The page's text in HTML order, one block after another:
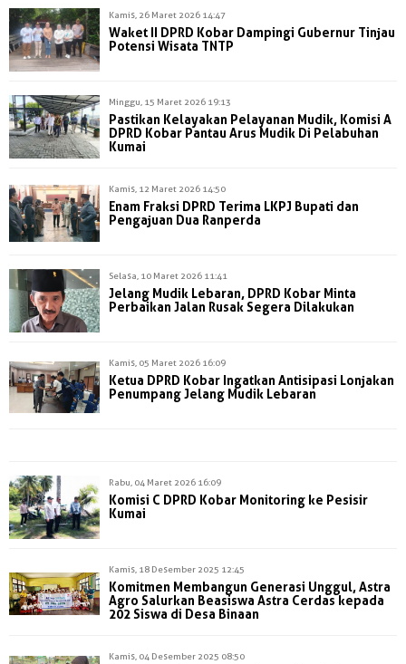
Kamis, 26 Maret 2026 14:47
Waket II DPRD Kobar Dampingi Gubernur Tinjau
Potensi Wisata TNTP
Minggu, 15 Maret 2026 19:13
Pastikan Kelayakan Pelayanan Mudik, Komisi A
DPRD Kobar Pantau Arus Mudik Di Pelabuhan
Kumai
Kamis, 12 Maret 2026 14:50
Enam Fraksi DPRD Terima LKPJ Bupati dan
Pengajuan Dua Ranperda
Selasa, 10 Maret 2026 11:41
Jelang Mudik Lebaran, DPRD Kobar Minta
Perbaikan Jalan Rusak Segera Dilakukan
Kamis, 05 Maret 2026 16:09
Ketua DPRD Kobar Ingatkan Antisipasi Lonjakan
Penumpang Jelang Mudik Lebaran
Rabu, 04 Maret 2026 16:09
Komisi C DPRD Kobar Monitoring ke Pesisir
Kumai
Kamis, 18 Desember 2025 12:45
Komitmen Membangun Generasi Unggul, Astra
Agro Salurkan Beasiswa Astra Cerdas kepada
202 Siswa di Desa Binaan
Kamis, 04 Desember 2025 08:50